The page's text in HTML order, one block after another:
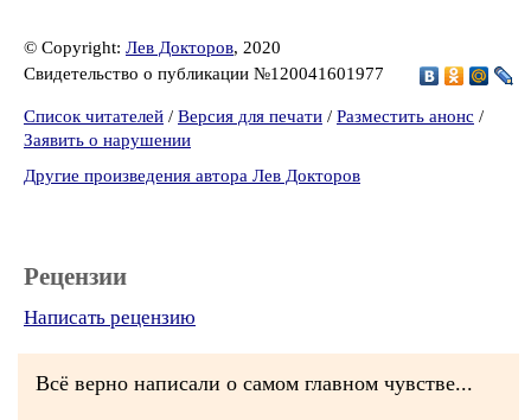
© Copyright: Лев Докторов, 2020
Свидетельство о публикации №120041601977
Список читателей / Версия для печати / Разместить анонс /
Заявить о нарушении
Другие произведения автора Лев Докторов
Рецензии
Написать рецензию
Всё верно написали о самом главном чувстве...